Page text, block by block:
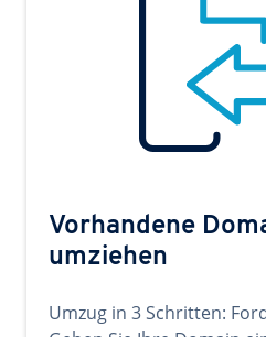
Vorhandene
umziehen
Umzug in 3 Schritten: